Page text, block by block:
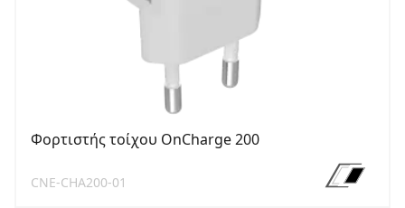
Φορτιστής τοίχου OnCharge 200
CNE-CHA200-01